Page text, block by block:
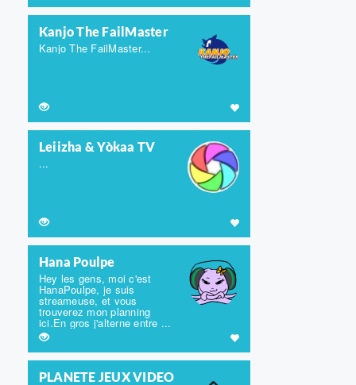
Kanjo The FailMaster
Kanjo The FailMaster...
Leiizha & Yòkaa TV
...
Hana Poulpe
Hey les gens, moi c'est
HanaPoulpe, je suis
streameuse, et vous
trouverez mon planning
ici.En gros j'alterne entre ...
PLANETE JEUX VIDEO